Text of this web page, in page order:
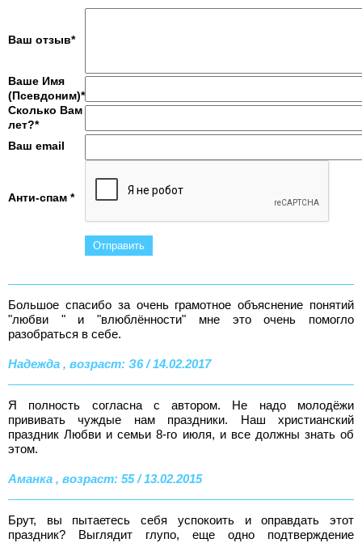
Ваш отзыв*
Ваше Имя
(Псевдоним)*
Сколько Вам
лет?*
Ваш email
Анти-спам *
Большое спасибо за очень грамотное объяснение понятий
"любви " и "влюблённости" мне это очень помогло
разобраться в себе.
Надежда , возраст: З6 / 14.02.2017
Я полность согласна с автором. Не надо молодёжи
прививать чуждые нам праздники. Наш христианский
праздник Любви и семьи 8-го июля, и все должны знать об
этом.
Аманка , возраст: 55 / 13.02.2015
Брут, вы пытаетесь себя успокоить и оправдать этот
праздник? Выглядит глупо, еще одно подтверждение